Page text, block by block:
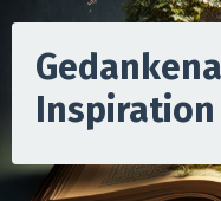
Inspiration